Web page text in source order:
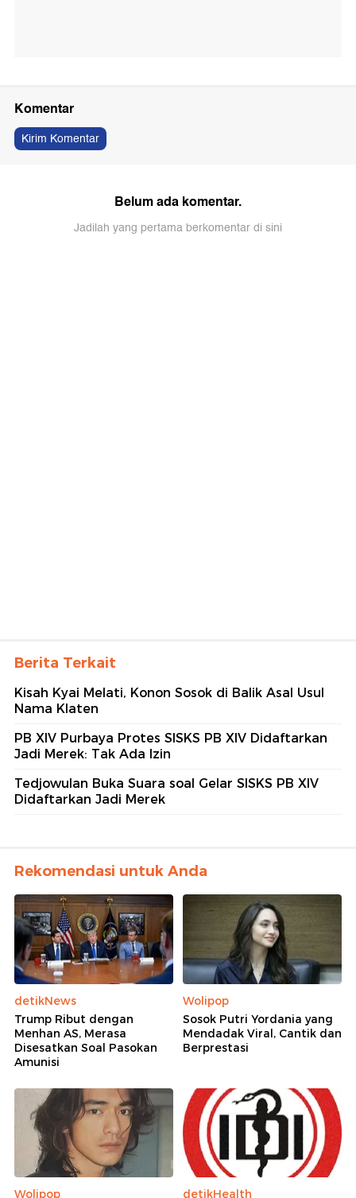
Komentar
Kirim Komentar
Belum ada komentar.
Jadilah yang pertama berkomentar di sini
Berita Terkait
Kisah Kyai Melati, Konon Sosok di Balik Asal Usul
Nama Klaten
PB XIV Purbaya Protes SISKS PB XIV Didaftarkan
Jadi Merek: Tak Ada Izin
Tedjowulan Buka Suara soal Gelar SISKS PB XIV
Didaftarkan Jadi Merek
Rekomendasi untuk Anda
detikNews
Trump Ribut dengan
Menhan AS, Merasa
Disesatkan Soal Pasokan
Amunisi
Wolipop
Sosok Putri Yordania yang
Mendadak Viral, Cantik dan
Berprestasi
Wolipop detikHealth